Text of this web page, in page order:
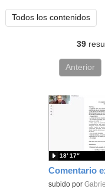
Todos los contenidos
39
Anterior
Contenido
subido por
18′ 17″